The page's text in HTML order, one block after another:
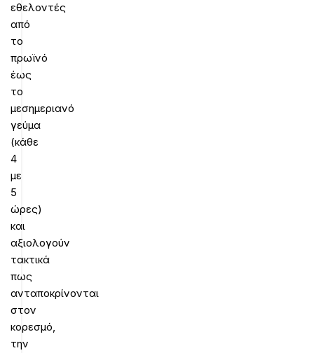
εθελοντές
από
το
πρωϊνό
έως
το
μεσημεριανό
γεύμα
(κάθε
4
με
5
ώρες)
και
αξιολογούν
τακτικά
πως
ανταποκρίνονται
στον
κορεσμό,
την